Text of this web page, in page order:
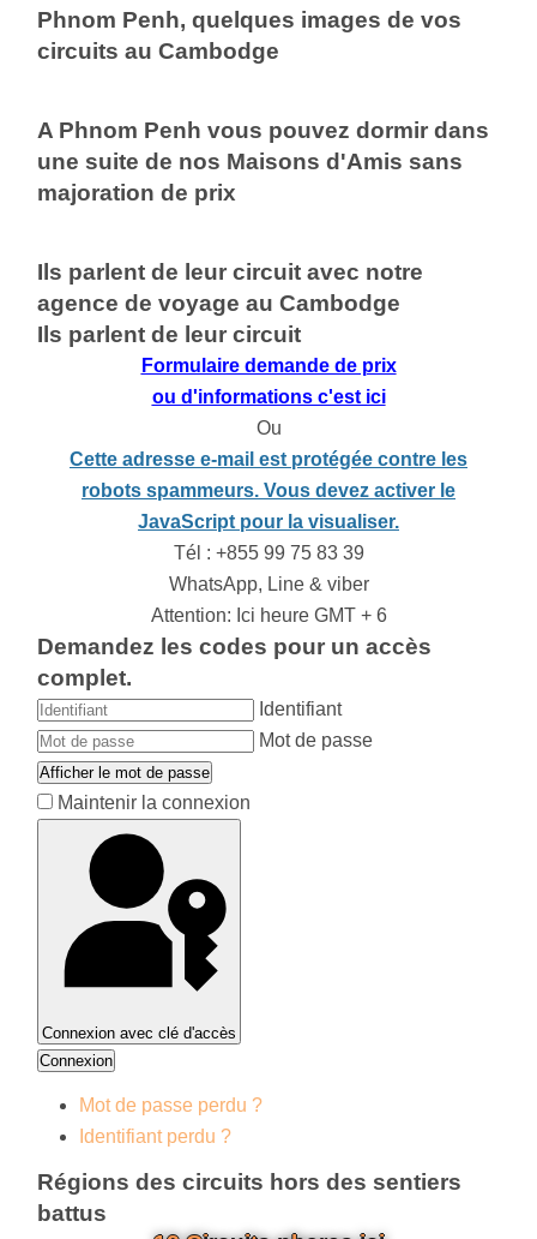
Phnom Penh, quelques images de vos
circuits au Cambodge
A Phnom Penh vous pouvez dormir dans
une suite de nos Maisons d'Amis sans
majoration de prix
Ils parlent de leur circuit avec notre
agence de voyage au Cambodge
Ils parlent de leur circuit
Formulaire demande de prix
ou d'informations c'est ici
Ou
Cette adresse e-mail est protégée contre les
robots spammeurs. Vous devez activer le
JavaScript pour la visualiser.
Tél : +855 99 75 83 39
WhatsApp, Line & viber
Attention: Ici heure GMT + 6
Demandez les codes pour un accès
complet.
Identifiant
Mot de passe
Afficher le mot de passe
Maintenir la connexion
Connexion avec clé d'accès
Connexion
Mot de passe perdu ?
Identifiant perdu ?
Régions des circuits hors des sentiers
battus